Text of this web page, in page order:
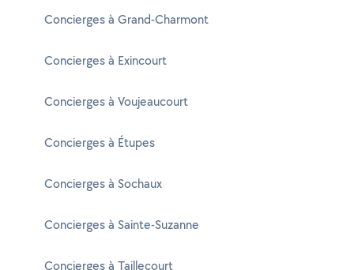
Concierges à Grand-Charmont
Concierges à Exincourt
Concierges à Voujeaucourt
Concierges à Étupes
Concierges à Sochaux
Concierges à Sainte-Suzanne
Concierges à Taillecourt